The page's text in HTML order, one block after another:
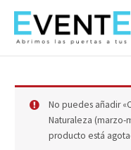
contenido
No puedes añadir
Naturaleza (marzo-
producto está